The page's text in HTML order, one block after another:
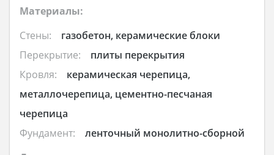
Материалы:
Стены:
газобетон, керамические блоки
Перекрытие:
плиты перекрытия
Кровля:
керамическая черепица,
металлочерепица, цементно-песчаная
черепица
Фундамент:
ленточный монолитно-сборной